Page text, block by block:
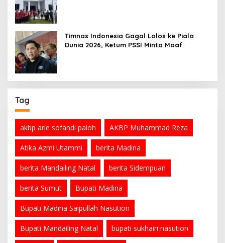
Timnas Indonesia Gagal Lolos ke Piala
Dunia 2026, Ketum PSSI Minta Maaf
Tag
akbp arie sofandi paloh AKBP Muhammad Reza
Atika Azmi Utammi berita Madina
berita Mandailing Natal berita Sidempuan
berita Sumut Bupati Madina
Bupati Madina Saipullah Nasution
Bupati Mandailing Natal bupati sukhairi nasution